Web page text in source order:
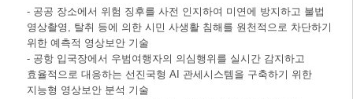
- 공공 장소에서 위험 징후를 사전 인지하여 미연에 방지하고 불법
영상촬영, 탈취 등에 의한 시민 사생활 침해를 원천적으로 차단하기
위한 예측적 영상보안 기술
- 공항 입국장에서 우범여행자의 의심행위를 실시간 감지하고
효율적으로 대응하는 선진국형 AI 관세시스템을 구축하기 위한
지능형 영상보안 분석 기술